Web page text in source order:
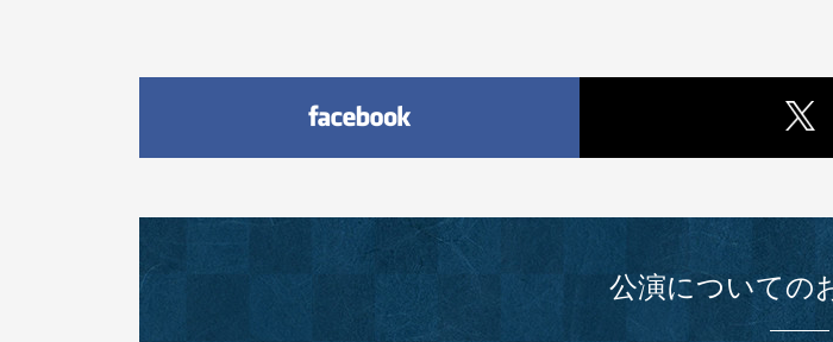
公演についての